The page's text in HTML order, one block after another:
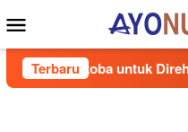
ke
kontenMobile
Terbaru
Narkoba untuk Direhabilitasi